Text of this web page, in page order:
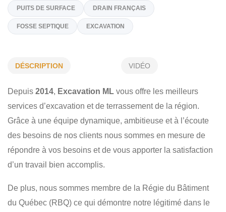
(819) 440-2130
Sur Demande
https://excavationml.ca
Spécialités
TERRASSEMENT COMPLET LIVRAISON D'AGRÉGAT
PUITS DE SURFACE DRAIN FRANÇAIS
FOSSE SEPTIQUE EXCAVATION
DÉSCRIPTION VIDÉO
Depuis 2014, Excavation ML vous offre les meilleurs
services d’excavation et de terrassement de la région.
Grâce à une équipe dynamique, ambitieuse et à l’écoute
des besoins de nos clients nous sommes en mesure de
répondre à vos besoins et de vous apporter la satisfaction
d’un travail bien accomplis.
De plus, nous sommes membre de la Régie du Bâtiment
du Québec (RBQ) ce qui démontre notre légitimé dans le